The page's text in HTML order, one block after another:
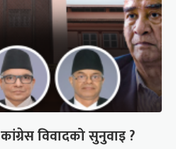
विवादको सुनुवाइ ?